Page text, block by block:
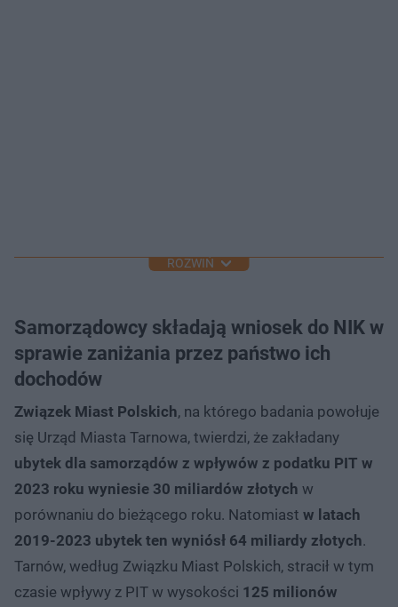
ROZWIŃ
Samorządowcy składają wniosek do NIK w
sprawie zaniżania przez państwo ich
dochodów
Związek Miast Polskich, na którego badania powołuje
się Urząd Miasta Tarnowa, twierdzi, że zakładany
ubytek dla samorządów z wpływów z podatku PIT w
2023 roku wyniesie 30 miliardów złotych w
porównaniu do bieżącego roku. Natomiast w latach
2019-2023 ubytek ten wyniósł 64 miliardy złotych.
Tarnów, według Związku Miast Polskich, stracił w tym
czasie wpływy z PIT w wysokości 125 milionów